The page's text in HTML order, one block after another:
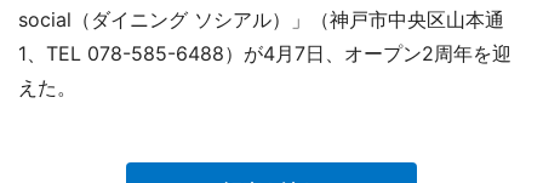
social（ダイニング ソシアル）」（神戸市中央区山本通
1、TEL 078-585-6488）が4月7日、オープン2周年を迎
えた。